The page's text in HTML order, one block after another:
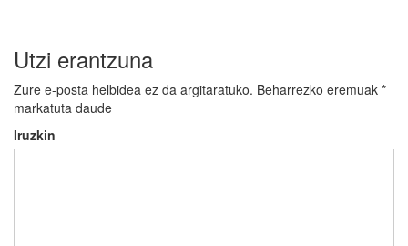
Utzi erantzuna
Zure e-posta helbidea ez da argitaratuko. Beharrezko eremuak *
markatuta daude
Iruzkin